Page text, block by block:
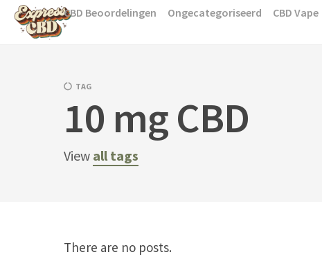
Skip
CBD Beoordelingen Ongecategoriseerd CBD Vape
TAG
10 mg CBD
View all tags
There are no posts.